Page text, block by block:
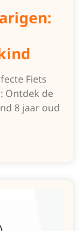
Fiets
Ontdek de
8 jaar oud